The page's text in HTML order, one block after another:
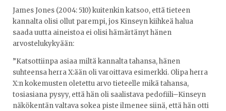
James Jones (2004: 510) kuitenkin katsoo, että tieteen
kannalta olisi ollut parempi, jos Kinseyn kiihkeä halua
saada uutta aineistoa ei olisi hämärtänyt hänen
arvostelukykyään:
”Katsottiinpa asiaa miltä kannalta tahansa, hänen
suhteensa herra X:ään oli varoittava esimerkki. Olipa herra
X:n kokemusten oletettu arvo tieteelle mikä tahansa,
tosiasiana pysyy, että hän oli saalistava pedofiili ̶̶ ̶ Kinseyn
näkökentän valtava sokea piste ilmenee siinä, että hän otti